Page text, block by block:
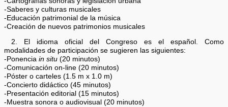
-Saberes y culturas musicales
-Educación patrimonial de la música
-Creación de nuevos patrimonios musicales
2. El idioma oficial del Congreso es el español. Como
modalidades de participación se sugieren las siguientes:
-Ponenciain situ (20 minutos)
-Comunicación on-line (20 minutos)
-Póster o carteles (1.5 m x 1.0 m)
-Concierto didáctico (45 minutos)
-Presentación editorial (15 minutos)
-Muestra sonora o audiovisual (20 minutos)